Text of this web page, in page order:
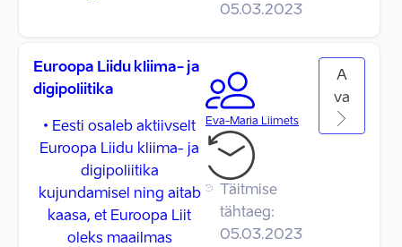
05.03.2023
Euroopa Liidu kliima- ja
digipoliitika
• Eesti osaleb aktiivselt
Euroopa Liidu kliima- ja
digipoliitika
kujundamisel ning aitab
kaasa, et Euroopa Liit
oleks maailmas
Eva-Maria Liimets
Täitmise
tähtaeg:
05.03.2023
A
va